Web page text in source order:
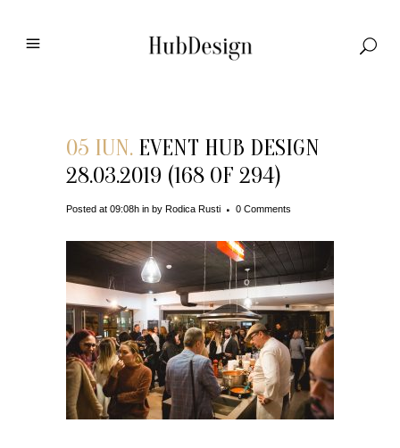
05 IUN. EVENT HUB DESIGN
28.03.2019 (168 OF 294)
Posted at 09:08h in by Rodica Rusti 0 Comments